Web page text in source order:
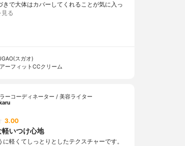
きで大体はカバーしてくれることが気に入っ
見る
スガオ)
ーフィットCCクリーム
ーコーディネーター / 美容ライター
3.00
軽いつけ心地
に軽くてしっとりとしたテクスチャーです。